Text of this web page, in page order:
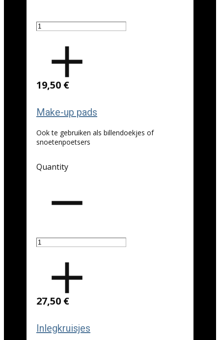
19,50 €
Make-up pads
Ook te gebruiken als billendoekjes of
snoetenpoetsers
Quantity
27,50 €
Inlegkruisjes